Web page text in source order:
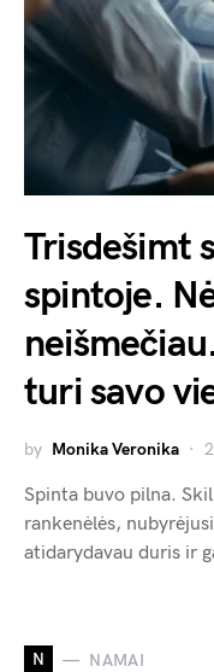
Trisdešimt
spintoje.
turi savo
by Monika Veronika
Spinta buvo pilna.
rankenėlės,
atidarydavau duris ir
N NAMAI